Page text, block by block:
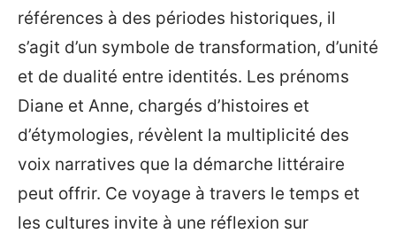
références à des périodes historiques, il
s’agit d’un symbole de transformation, d’unité
et de dualité entre identités. Les prénoms
Diane et Anne, chargés d’histoires et
d’étymologies, révèlent la multiplicité des
voix narratives que la démarche littéraire
peut offrir. Ce voyage à travers le temps et
les cultures invite à une réflexion sur